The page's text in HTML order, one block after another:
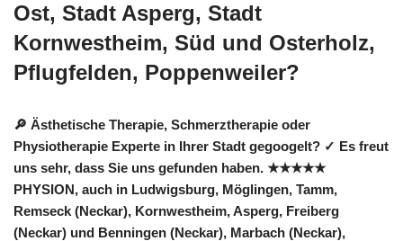
Ost, Stadt Asperg, Stadt
Kornwestheim, Süd und Osterholz,
Pflugfelden, Poppenweiler?
🔎 Ästhetische Therapie, Schmerztherapie oder
Physiotherapie Experte in Ihrer Stadt gegoogelt? ✓ Es freut
uns sehr, dass Sie uns gefunden haben. ★★★★★
PHYSION, auch in Ludwigsburg, Möglingen, Tamm,
Remseck (Neckar), Kornwestheim, Asperg, Freiberg
(Neckar) und Benningen (Neckar), Marbach (Neckar),